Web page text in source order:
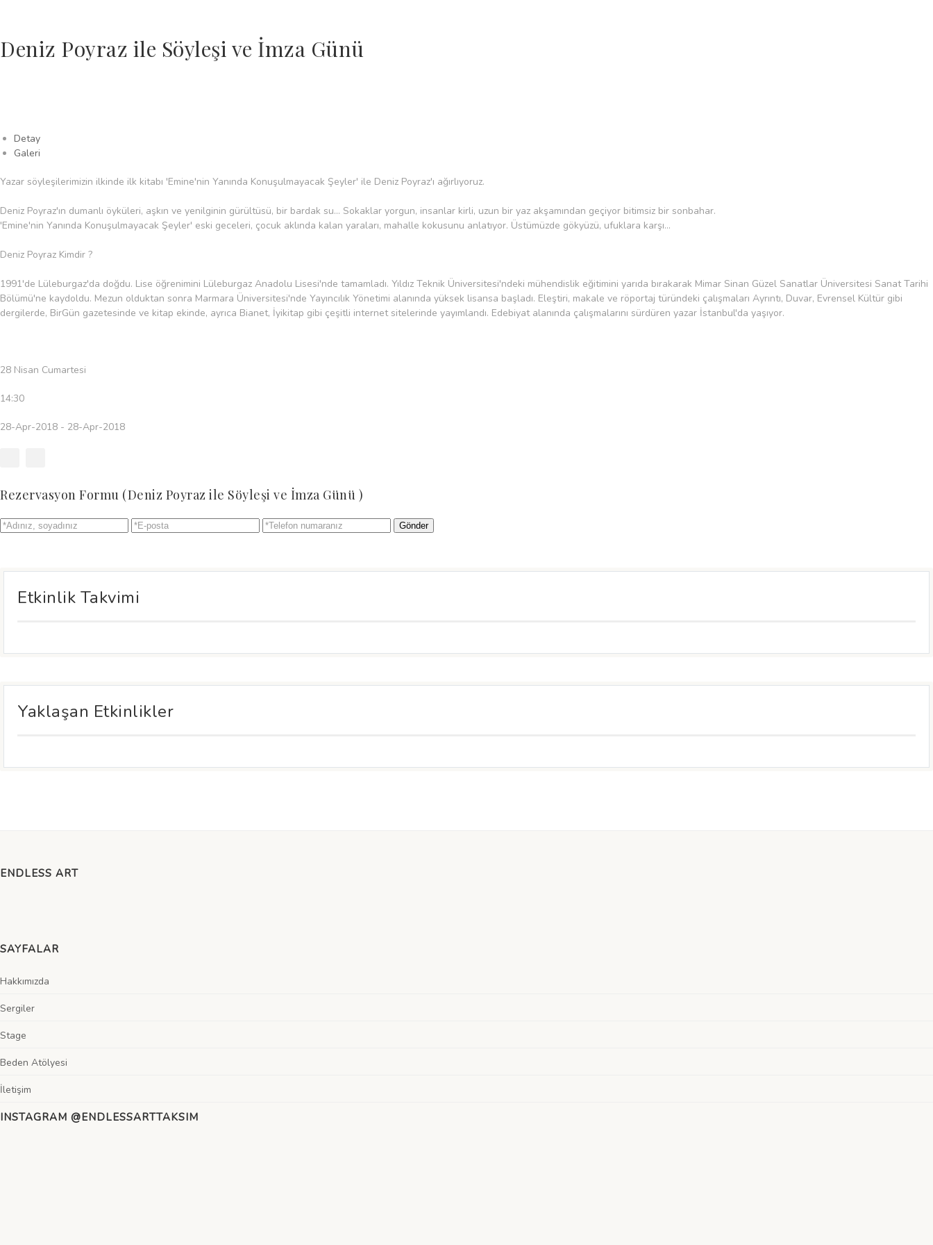
Deniz Poyraz ile Söyleşi ve İmza Günü
Detay
Galeri
Yazar söyleşilerimizin ilkinde ilk kitabı 'Emine'nin Yanında Konuşulmayacak Şeyler' ile Deniz Poyraz'ı ağırlıyoruz.
Deniz Poyraz'ın dumanlı öyküleri, aşkın ve yenilginin gürültüsü, bir bardak su... Sokaklar yorgun, insanlar kirli, uzun bir yaz akşamından geçiyor bitimsiz bir sonbahar.
'Emine'nin Yanında Konuşulmayacak Şeyler' eski geceleri, çocuk aklında kalan yaraları, mahalle kokusunu anlatıyor. Üstümüzde gökyüzü, ufuklara karşı...
Deniz Poyraz Kimdir ?
1991'de Lüleburgaz'da doğdu. Lise öğrenimini Lüleburgaz Anadolu Lisesi'nde tamamladı. Yıldız Teknik Üniversitesi'ndeki mühendislik eğitimini yarıda bırakarak Mimar Sinan Güzel Sanatlar Üniversitesi Sanat Tarihi
Bölümü'ne kaydoldu. Mezun olduktan sonra Marmara Üniversitesi'nde Yayıncılık Yönetimi alanında yüksek lisansa başladı. Eleştiri, makale ve röportaj türündeki çalışmaları Ayrıntı, Duvar, Evrensel Kültür gibi
dergilerde, BirGün gazetesinde ve kitap ekinde, ayrıca Bianet, İyikitap gibi çeşitli internet sitelerinde yayımlandı. Edebiyat alanında çalışmalarını sürdüren yazar İstanbul'da yaşıyor.
28 Nisan Cumartesi
14:30
28-Apr-2018 - 28-Apr-2018
Rezervasyon Formu (Deniz Poyraz ile Söyleşi ve İmza Günü )
Etkinlik Takvimi
Yaklaşan Etkinlikler
ENDLESS ART
SAYFALAR
Hakkımızda
Sergiler
Stage
Beden Atölyesi
İletişim
INSTAGRAM @ENDLESSARTTAKSIM